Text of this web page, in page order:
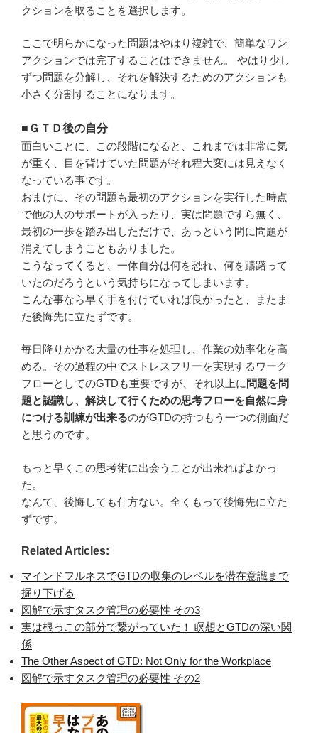
クションを取ることを選択します。
ここで明らかになった問題はやはり複雑で、簡単なワン
アクションでは完了することはできません。 やはり少し
ずつ問題を分解し、それを解決するためのアクションも
小さく分割することになります。
■ＧＴＤ後の自分
面白いことに、この段階になると、これまでは非常に気
が重く、目を背けていた問題がそれ程大変には見えなく
なっている事です。
おまけに、その問題も最初のアクションを実行した時点
で他の人のサポートが入ったり、実は問題ですら無く、
最初の一歩を踏み出しただけで、あっという間に問題が
消えてしまうこともありました。
こうなってくると、一体自分は何を恐れ、何を躊躇って
いたのだろうという気持ちになってしまいます。
こんな事なら早く手を付けていれば良かったと、またま
た後悔先に立たずです。
毎日降りかかる大量の仕事を処理し、作業の効率化を高
める。その過程の中でストレスフリーを実現するワーク
フローとしてのGTDも重要ですが、それ以上に 問題を問
題と認識し、解決して行くための思考フローを自然に身
につける訓練が出来るのがGTDの持つもう一つの側面だ
と思うのです。
もっと早くこの思考術に出会うことが出来ればよかっ
た。
なんて、後悔しても仕方ない。全くもって後悔先に立た
ずです。
Related Articles:
マインドフルネスでGTDの収集のレベルを潜在意識まで
掘り下げる
図解で示すタスク管理の必要性 その3
実は根っこの部分で繋がっていた！ 瞑想とGTDの深い関
係
The Other Aspect of GTD: Not Only for the Workplace
図解で示すタスク管理の必要性 その2